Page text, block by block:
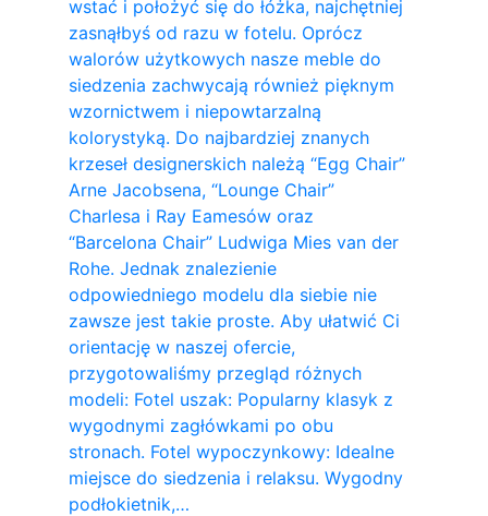
wstać i położyć się do łóżka, najchętniej
zasnąłbyś od razu w fotelu. Oprócz
walorów użytkowych nasze meble do
siedzenia zachwycają również pięknym
wzornictwem i niepowtarzalną
kolorystyką. Do najbardziej znanych
krzeseł designerskich należą “Egg Chair”
Arne Jacobsena, “Lounge Chair”
Charlesa i Ray Eamesów oraz
“Barcelona Chair” Ludwiga Mies van der
Rohe. Jednak znalezienie
odpowiedniego modelu dla siebie nie
zawsze jest takie proste. Aby ułatwić Ci
orientację w naszej ofercie,
przygotowaliśmy przegląd różnych
modeli: Fotel uszak: Popularny klasyk z
wygodnymi zagłówkami po obu
stronach. Fotel wypoczynkowy: Idealne
miejsce do siedzenia i relaksu. Wygodny
podłokietnik,…